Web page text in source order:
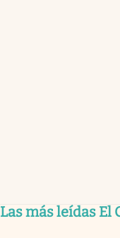
Las más leídas El